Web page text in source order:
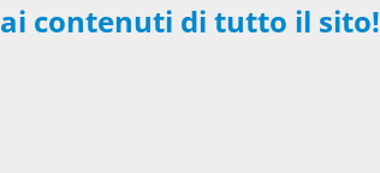
ai contenuti di tutto il sito!